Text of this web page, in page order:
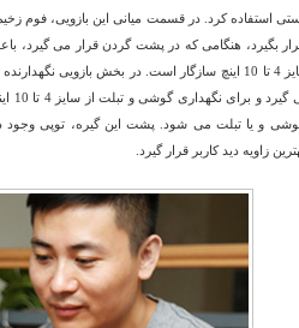
استفاده کرد. در قسمت میانی این بازویی، فوم
بگیرد، هنگامی که در پشت گردن قرار می گیرد،
متفاوت از سایز 4 تا 10 اینچ سازگار است. در بخش
زاویه دید کاربر قرار گیرد.